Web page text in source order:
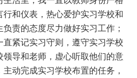
和仪表，热心爱护实习学校和
责的态度尽力做好实习工作；
直紧记实习守则，遵守实习学校
领导和老师，虚心听取他们的意
动完成实习学校布置的任务，